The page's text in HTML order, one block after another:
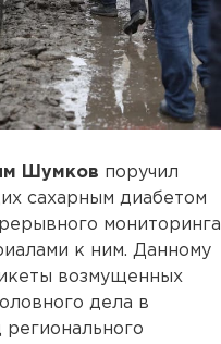
Шумков поручил
сахарным диабетом
мониторинга
к ним. Данному
возмущенных
дела в